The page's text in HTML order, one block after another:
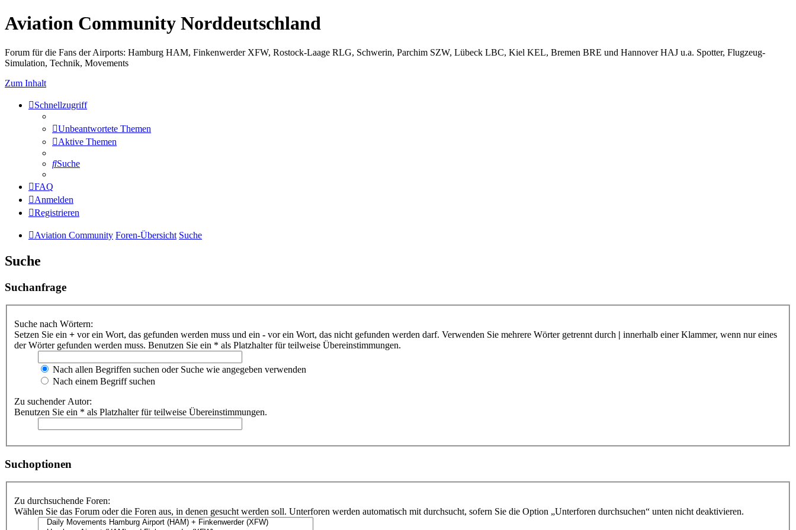
Aviation Community Norddeutschland
Forum für die Fans der Airports: Hamburg HAM, Finkenwerder XFW, Rostock-Laage RLG, Schwerin, Parchim SZW, Lübeck LBC, Kiel KEL, Bremen BRE und Hannover HAJ u.a. Spotter, Flugzeug-
Simulation, Technik, Movements
Zum Inhalt
Schnellzugriff
Unbeantwortete Themen
Aktive Themen
Suche
FAQ
Anmelden
Registrieren
Aviation Community Foren-Übersicht Suche
Suche
Suchanfrage
Suche nach Wörtern:
Setzen Sie ein + vor ein Wort, das gefunden werden muss und ein - vor ein Wort, das nicht gefunden werden darf. Verwenden Sie mehrere Wörter getrennt durch | innerhalb einer Klammer, wenn nur eines
der Wörter gefunden werden muss. Benutzen Sie ein * als Platzhalter für teilweise Übereinstimmungen.
Nach allen Begriffen suchen oder Suche wie angegeben verwenden
Nach einem Begriff suchen
Zu suchender Autor:
Benutzen Sie ein * als Platzhalter für teilweise Übereinstimmungen.
Suchoptionen
Zu durchsuchende Foren:
Wählen Sie das Forum oder die Foren aus, in denen gesucht werden soll. Unterforen werden automatisch mit durchsucht, sofern Sie die Option „Unterforen durchsuchen“ unten nicht deaktivieren.